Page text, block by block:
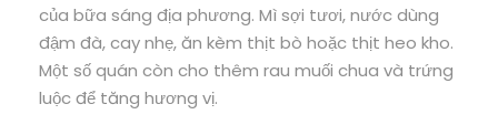
của bữa sáng địa phương. Mì sợi tươi, nước dùng
đậm đà, cay nhẹ, ăn kèm thịt bò hoặc thịt heo kho.
Một số quán còn cho thêm rau muối chua và trứng
luộc để tăng hương vị.